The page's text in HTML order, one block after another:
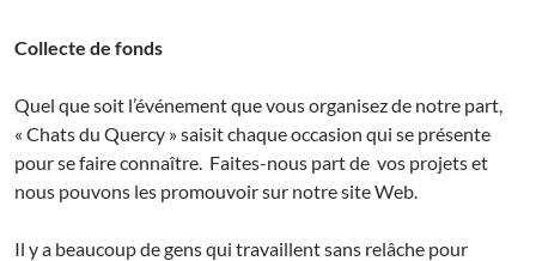
Collecte de fonds
Quel que soit l’événement que vous organisez de notre part,
« Chats du Quercy » saisit chaque occasion qui se présente
pour se faire connaître. Faites-nous part de vos projets et
nous pouvons les promouvoir sur notre site Web.
Il y a beaucoup de gens qui travaillent sans relâche pour